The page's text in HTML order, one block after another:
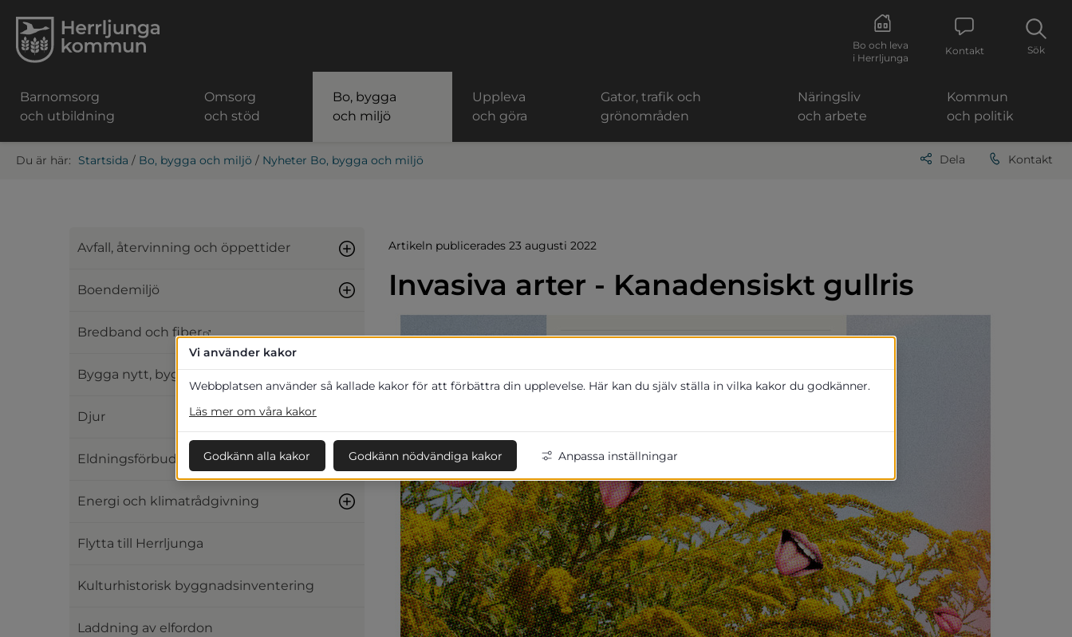
Bo och leva
i Herrljunga
Kontakt Sök
Barnomsorg
och utbildning
Omsorg
och stöd
Bo, bygga
och miljö
Uppleva
och göra
Gator, trafik och
grönområden
Näringsliv
och arbete
Kommun
och politik
Startsida / Bo, bygga och miljö / Nyheter Bo, bygga och miljö Dela Kontakt
Avfall, återvinning och öppettider
Boendemiljö
Bredband och fiber
Bygga nytt, bygga om och bygga till
Djur
Eldningsförbud och eldning utomhus
Energi och klimatrådgivning
Flytta till Herrljunga
Kulturhistorisk byggnadsinventering
Laddning av elfordon
Artikeln publicerades 23 augusti 2022
Invasiva arter - Kanadensiskt gullris
Vi använder kakor
Webbplatsen använder så kallade kakor för att förbättra din upplevelse. Här kan du själv ställa in vilka kakor du godkänner.
Läs mer om våra kakor
Godkänn alla kakor Godkänn nödvändiga kakor Anpassa inställningar